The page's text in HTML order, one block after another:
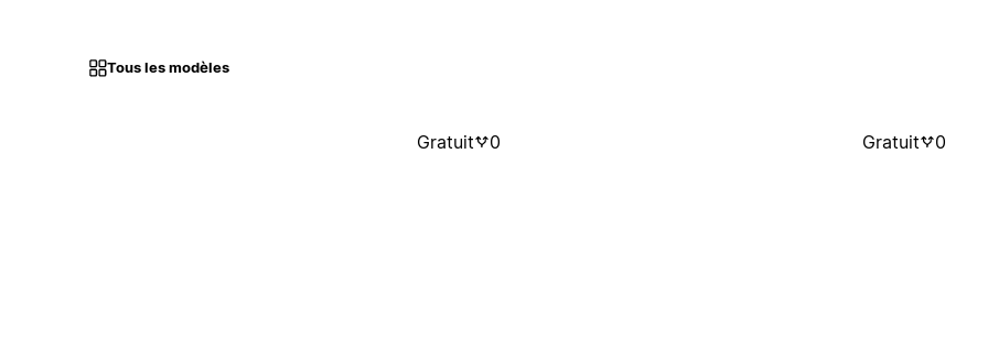
Tous les modèles
Gratuit 0 Gratuit 0